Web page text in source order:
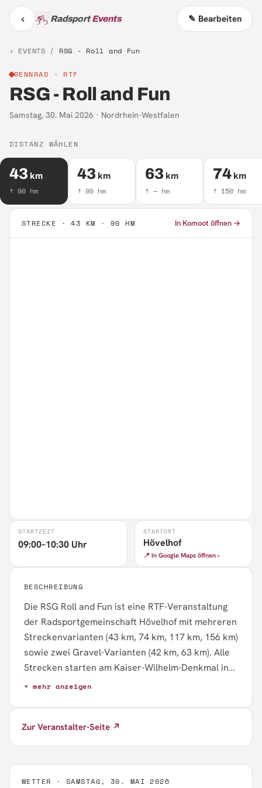
‹ RadsportEvents ✎ Bearbeiten
‹ EVENTS / RSG - Roll and Fun
RENNRAD · RTF
RSG - Roll and Fun
Samstag, 30. Mai 2026 · Nordrhein-Westfalen
STRECKE ·43 KM · 90 HM In Komoot öffnen →
STARTZEIT
09:00–10:30 Uhr
STARTORT
Hövelhof
📍 In Google Maps öffnen ›
DISTANZ WÄHLEN
43 km
↑ 90 hm
43 km
↑ 90 hm
63 km
↑ —hm
74 km
↑ 150 hm
BESCHREIBUNG
Die RSG Roll and Fun ist eine RTF-Veranstaltung
der Radsportgemeinschaft Hövelhof mit mehreren
Streckenvarianten (43 km, 74 km, 117 km, 156 km)
sowie zwei Gravel-Varianten (42 km, 63 km). Alle
Strecken starten am Kaiser-Wilhelm-Denkmal in
Hövelhof. GPS-Daten sind über Google Drive und
ab KM 61.
+ mehr anzeigen
Zur Veranstalter-Seite ↗
WETTER · SAMSTAG, 30. MAI 2026